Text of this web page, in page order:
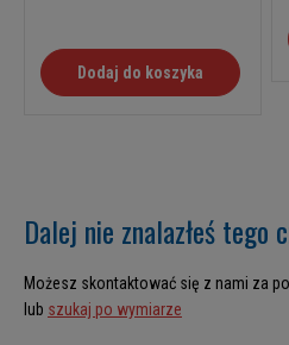
Dodaj do koszyka
Dalej nie znalazłeś tego
Możesz skontaktować się z nami za
lub szukaj po wymiarze